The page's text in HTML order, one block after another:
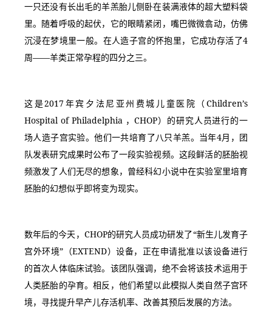
一只还没有长出毛的羊羔胎儿侧卧在装满液体的超大塑料袋
里。随着呼吸的起伏，它的眼睛紧闭，嘴巴微微翕动，仿佛
沉浸在梦境里一般。在人造子宫的怀抱里，它成功存活了4
周——羊类正常孕程的四分之三。
这是2017年宾夕法尼亚州费城儿童医院（Children’s
Hospital of Philadelphia ，CHOP）的研究人员进行的一
场人造子宫实验。他们一共培育了八只羊羔。当年4月，团
队发表研究成果时公布了一段实验视频。这段鲜活的胚胎视
频激发了人们无尽的想象，曾经科幻小说中在实验室里培育
胚胎的幻想似乎即将变为现实。
数年后的今天，CHOP的研究人员成功研发了“新生儿发育子
宫外环境”（EXTEND）设备，正在申请批准以该设备进行
的首次人体临床试验。该团队强调，绝不会将该技术运用于
人类胚胎的孕育。相反，他们希望以此模拟人类自然子宫环
境，寻找提升早产儿存活机率、改善其预后发展的方法。